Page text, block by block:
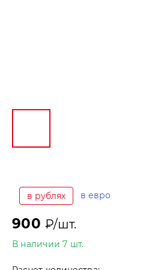
в рублях в евро
900₽/шт.
В наличии 7 шт.